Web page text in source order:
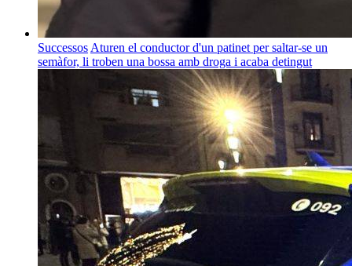
Successos Aturen el conductor d'un patinet per saltar-se un
semàfor, li troben una bossa amb droga i acaba detingut